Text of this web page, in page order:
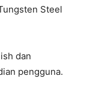
Steel
dan
pengguna.